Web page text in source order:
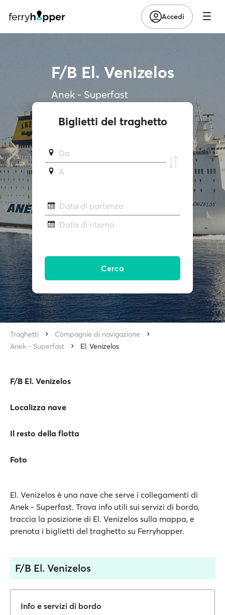
Accedi
F/B El. Venizelos
Anek - Superfast
Biglietti del traghetto
Da
A
Data di partenza
Data di ritorno
Cerca
Traghetti
Compagnie di navigazione
Anek - Superfast
El. Venizelos
F/B El. Venizelos
Localizza nave
Il resto della flotta
Foto
El. Venizelos è una nave che serve i collegamenti di
Anek - Superfast. Trova info utili sui servizi di bordo,
traccia la posizione di El. Venizelos sulla mappa, e
prenota i biglietti del traghetto su Ferryhopper.
F/B El. Venizelos
Info e servizi di bordo